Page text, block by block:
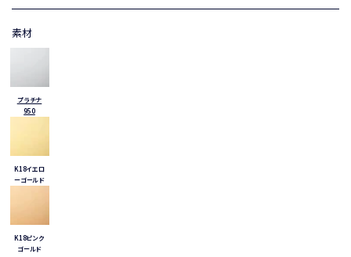
素材
プラチナ
950
K18イエロ
ーゴールド
K18ピンク
ゴールド